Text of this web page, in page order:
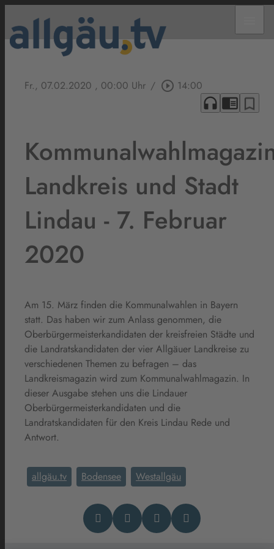
Fr., 07.02.2020 , 00:00 Uhr / play_circle_outline 14:00
headphones chrome_reader_mode bookmark_border
Landkreis und Stadt
Lindau - 7. Februar
2020
Am 15. März finden die Kommunalwahlen in Bayern
statt. Das haben wir zum Anlass genommen, die
Oberbürgermeisterkandidaten der kreisfreien Städte und
die Landratskandidaten der vier Allgäuer Landkreise zu
verschiedenen Themen zu befragen – das
Landkreismagazin wird zum Kommunalwahlmagazin. In
dieser Ausgabe stehen uns die Lindauer
Oberbürgermeisterkandidaten und die
Landratskandidaten für den Kreis Lindau Rede und
Antwort.
allgäu.tv Bodensee Westallgäu